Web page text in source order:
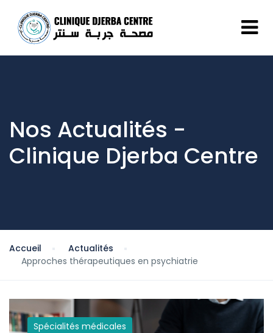
Nos Actualités -
Clinique Djerba Centre
Accueil
Actualités
Approches thérapeutiques en psychiatrie
Spécialités médicales